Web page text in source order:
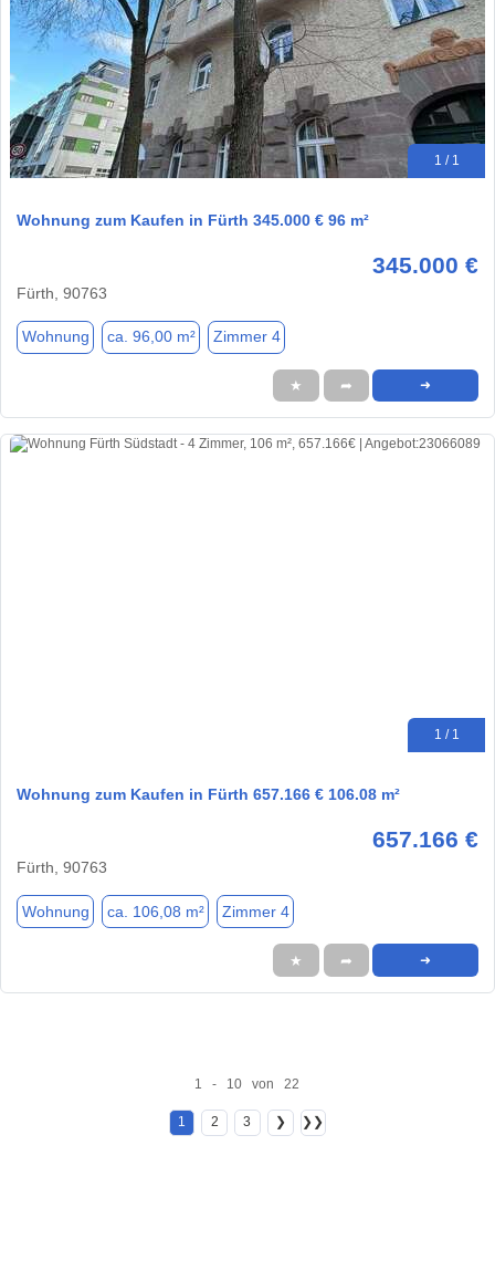
1 / 1
Wohnung zum Kaufen in Fürth 345.000 € 96 m²
345.000 €
Fürth, 90763
Wohnung ca. 96,00 m² Zimmer 4
★ ➦ ➜
1 / 1
Wohnung zum Kaufen in Fürth 657.166 € 106.08 m²
657.166 €
Fürth, 90763
Wohnung ca. 106,08 m² Zimmer 4
★ ➦ ➜
1 - 10 von 22
1 2 3 ❯ ❯❯